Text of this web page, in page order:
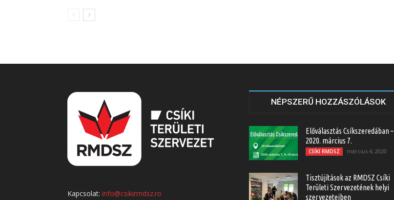
Kapcsolat: info@csikirmdsz.ro
NÉPSZERŰ HOZZÁSZÓLÁSOK
Előválasztás Csíkszeredában –
2020. március 7.
CSÍKI RMDSZ március 4, 2020
Tisztújítások az RMDSZ Csíki
Területi Szervezetének helyi
szervezeteiben